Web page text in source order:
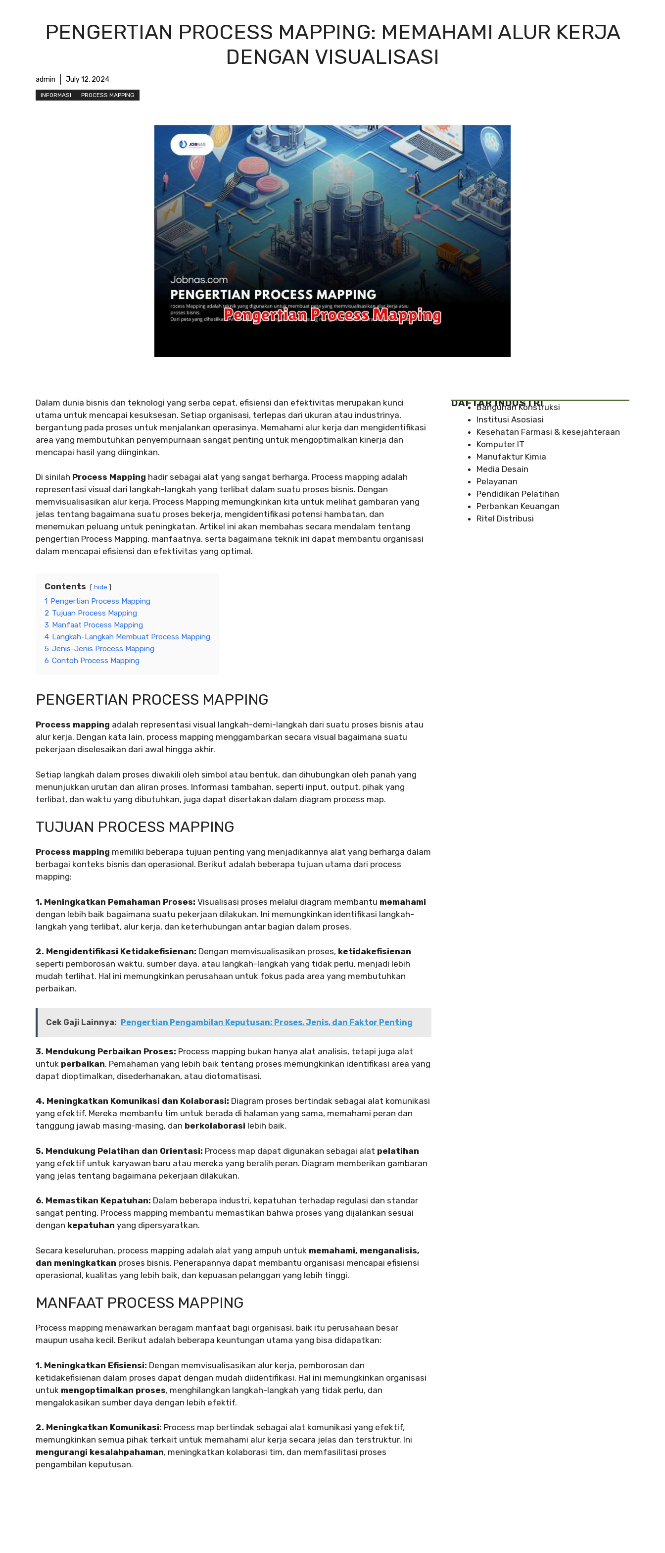
PENGERTIAN PROCESS MAPPING: MEMAHAMI ALUR KERJA
DENGAN VISUALISASI
admin July 12, 2024
INFORMASI PROCESS MAPPING
Dalam dunia bisnis dan teknologi yang serba cepat, efisiensi dan efektivitas merupakan kunci
utama untuk mencapai kesuksesan. Setiap organisasi, terlepas dari ukuran atau industrinya,
bergantung pada proses untuk menjalankan operasinya. Memahami alur kerja dan mengidentifikasi
area yang membutuhkan penyempurnaan sangat penting untuk mengoptimalkan kinerja dan
mencapai hasil yang diinginkan.
Di sinilah Process Mapping hadir sebagai alat yang sangat berharga. Process mapping adalah
representasi visual dari langkah-langkah yang terlibat dalam suatu proses bisnis. Dengan
memvisualisasikan alur kerja, Process Mapping memungkinkan kita untuk melihat gambaran yang
jelas tentang bagaimana suatu proses bekerja, mengidentifikasi potensi hambatan, dan
menemukan peluang untuk peningkatan. Artikel ini akan membahas secara mendalam tentang
pengertian Process Mapping, manfaatnya, serta bagaimana teknik ini dapat membantu organisasi
dalam mencapai efisiensi dan efektivitas yang optimal.
Contents hide
1 Pengertian Process Mapping
2 Tujuan Process Mapping
3 Manfaat Process Mapping
4 Langkah-Langkah Membuat Process Mapping
5 Jenis-Jenis Process Mapping
6 Contoh Process Mapping
PENGERTIAN PROCESS MAPPING
Process mapping adalah representasi visual langkah-demi-langkah dari suatu proses bisnis atau
alur kerja. Dengan kata lain, process mapping menggambarkan secara visual bagaimana suatu
pekerjaan diselesaikan dari awal hingga akhir.
Setiap langkah dalam proses diwakili oleh simbol atau bentuk, dan dihubungkan oleh panah yang
menunjukkan urutan dan aliran proses. Informasi tambahan, seperti input, output, pihak yang
terlibat, dan waktu yang dibutuhkan, juga dapat disertakan dalam diagram process map.
TUJUAN PROCESS MAPPING
Process mapping memiliki beberapa tujuan penting yang menjadikannya alat yang berharga dalam
berbagai konteks bisnis dan operasional. Berikut adalah beberapa tujuan utama dari process
mapping:
1. Meningkatkan Pemahaman Proses: Visualisasi proses melalui diagram membantu memahami
dengan lebih baik bagaimana suatu pekerjaan dilakukan. Ini memungkinkan identifikasi langkah-
langkah yang terlibat, alur kerja, dan keterhubungan antar bagian dalam proses.
2. Mengidentifikasi Ketidakefisienan: Dengan memvisualisasikan proses, ketidakefisienan
seperti pemborosan waktu, sumber daya, atau langkah-langkah yang tidak perlu, menjadi lebih
mudah terlihat. Hal ini memungkinkan perusahaan untuk fokus pada area yang membutuhkan
perbaikan.
Cek Gaji Lainnya: Pengertian Pengambilan Keputusan: Proses, Jenis, dan Faktor Penting
3. Mendukung Perbaikan Proses: Process mapping bukan hanya alat analisis, tetapi juga alat
untuk perbaikan. Pemahaman yang lebih baik tentang proses memungkinkan identifikasi area yang
dapat dioptimalkan, disederhanakan, atau diotomatisasi.
4. Meningkatkan Komunikasi dan Kolaborasi: Diagram proses bertindak sebagai alat komunikasi
yang efektif. Mereka membantu tim untuk berada di halaman yang sama, memahami peran dan
tanggung jawab masing-masing, dan berkolaborasi lebih baik.
5. Mendukung Pelatihan dan Orientasi: Process map dapat digunakan sebagai alat pelatihan
yang efektif untuk karyawan baru atau mereka yang beralih peran. Diagram memberikan gambaran
yang jelas tentang bagaimana pekerjaan dilakukan.
6. Memastikan Kepatuhan: Dalam beberapa industri, kepatuhan terhadap regulasi dan standar
sangat penting. Process mapping membantu memastikan bahwa proses yang dijalankan sesuai
dengan kepatuhan yang dipersyaratkan.
Secara keseluruhan, process mapping adalah alat yang ampuh untuk memahami, menganalisis,
dan meningkatkan proses bisnis. Penerapannya dapat membantu organisasi mencapai efisiensi
operasional, kualitas yang lebih baik, dan kepuasan pelanggan yang lebih tinggi.
MANFAAT PROCESS MAPPING
Process mapping menawarkan beragam manfaat bagi organisasi, baik itu perusahaan besar
maupun usaha kecil. Berikut adalah beberapa keuntungan utama yang bisa didapatkan:
1. Meningkatkan Efisiensi: Dengan memvisualisasikan alur kerja, pemborosan dan
ketidakefisienan dalam proses dapat dengan mudah diidentifikasi. Hal ini memungkinkan organisasi
untuk mengoptimalkan proses, menghilangkan langkah-langkah yang tidak perlu, dan
mengalokasikan sumber daya dengan lebih efektif.
2. Meningkatkan Komunikasi: Process map bertindak sebagai alat komunikasi yang efektif,
memungkinkan semua pihak terkait untuk memahami alur kerja secara jelas dan terstruktur. Ini
mengurangi kesalahpahaman, meningkatkan kolaborasi tim, dan memfasilitasi proses
pengambilan keputusan.
DAFTAR INDUSTRI
Bangunan Konstruksi
Institusi Asosiasi
Kesehatan Farmasi & kesejahteraan
Komputer IT
Manufaktur Kimia
Media Desain
Pelayanan
Pendidikan Pelatihan
Perbankan Keuangan
Ritel Distribusi